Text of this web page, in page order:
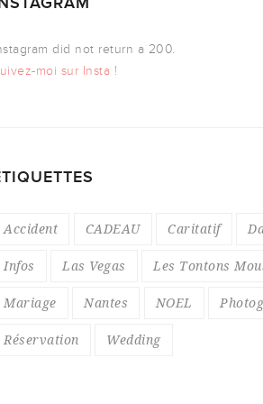
did not return a 200.
moi sur Insta !
Accident CADEAU Caritatif
Infos Las Vegas Les Tontons
Mariage Nantes NOEL
Réservation Wedding